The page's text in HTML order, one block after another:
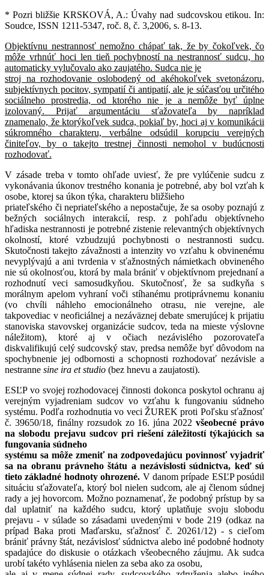
* Pozri bližšie KRSKOVÁ, A.: Úvahy nad sudcovskou etikou. In:
Soudce, ISSN 1211-5347, roč. 8, č. 3,2006, s. 8-13.
Objektívnu nestrannosť nemožno chápať tak, že by čokoľvek, čo
môže vrhnúť hoci len tieň pochybností na nestrannosť sudcu, ho
automaticky vylučovalo ako zaujatého. Sudca nie je
stroj na rozhodovanie oslobodený od akéhokoľvek svetonázoru,
subjektívnych pocitov, sympatií či antipatií, ale je súčasťou určitého
sociálneho prostredia, od ktorého nie je a nemôže byť úplne
izolovaný. Prijať argumentáciu sťažovateľa by napríklad
znamenalo, že ktorýkoľvek sudca, pokiaľ by, hoci aj v komunikácii
súkromného charakteru, verbálne odsúdil korupciu verejných
činiteľov, by o takejto trestnej činnosti nemohol v budúcnosti
rozhodovať.
V zásade treba v tomto ohľade uviesť, že pre vylúčenie sudcu z
vykonávania úkonov trestného konania je potrebné, aby bol vzťah k
osobe, ktorej sa úkon týka, charakteru bližšieho
priateľského či nepriateľského a nepostačuje, že sa osoby poznajú z
bežných sociálnych interakcií, resp. z pohľadu objektívneho
hľadiska nestrannosti je potrebné zistenie relevantných objektívnych
okolností, ktoré vzbudzujú pochybnosti o nestrannosti sudcu.
Skutočnosti takejto závažnosti a intenzity vo vzťahu k obvinenému
nevyplývajú a ani tvrdenia v sťažnostných námietkach obvineného
nie sú okolnosťou, ktorá by mala brániť v objektívnom prejednaní a
rozhodnutí veci samosudkyňou. Skutočnosť, že sa sudkyňa s
morálnym apelom vyhraní voči stíhanému protiprávnemu konaniu
(vo chvíli náhleho emocionálneho otrasu, nie verejne, ale
takpovediac v neoficiálnej a nezáväznej debate smerujúcej k prijatiu
stanoviska stavovskej organizácie sudcov, teda na mieste výslovne
náležitom), ktoré aj v očiach nezávislého pozorovateľa
diskvalifikujú celý sudcovský stav, predsa nemôže byť dôvodom na
spochybnenie jej odbornosti a schopnosti rozhodovať nezávisle a
nestranne sine ira et studio (bez hnevu a zaujatosti).
ESĽP vo svojej rozhodovacej činnosti dokonca poskytol ochranu aj
verejným vyjadreniam sudcov vo vzťahu k fungovaniu súdneho
systému. Podľa rozhodnutia vo veci ŽUREK proti Poľsku sťažnosť
č. 39650/18, finálny rozsudok zo 16. júna 2022všeobecné právo
na slobodu prejavu sudcov pri riešení záležitostí týkajúcich sa
fungovania súdneho
systému sa môže zmeniť na zodpovedajúcu povinnosť vyjadriť
sa na obranu právneho štátu a nezávislosti súdnictva, keď sú
tieto základné hodnoty ohrozené. V danom prípade ESĽP posúdil
situáciu sťažovateľa, ktorý bol nielen sudcom, ale aj členom súdnej
rady a jej hovorcom. Možno poznamenať, že podobný prístup by sa
dal uplatniť na každého sudcu, ktorý uplatňuje svoju slobodu
prejavu - v súlade so zásadami uvedenými v bode 219 (odkaz na
prípad Baka proti Maďarsku, sťažnosť č. 20261/12) - s cieľom
brániť právny štát, nezávislosť súdnictva alebo iné podobné hodnoty
spadajúce do diskusie o otázkach všeobecného záujmu. Ak sudca
urobí takéto vyhlásenia nielen za seba ako za osobu,